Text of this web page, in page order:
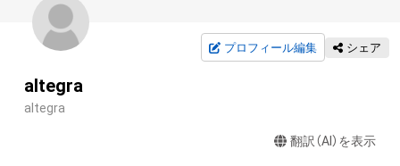
プロフィール編集 シェア
altegra
altegra
翻訳（AI）を表示